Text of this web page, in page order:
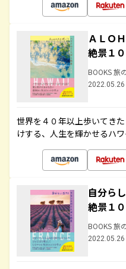
ＡＬＯ
絶景１
BOOKS 旅
2022.05.26
世界を４０年以上歩いてき
けする、人生を輝かせるハ
自分ら
絶景１
BOOKS 旅
2022.05.26